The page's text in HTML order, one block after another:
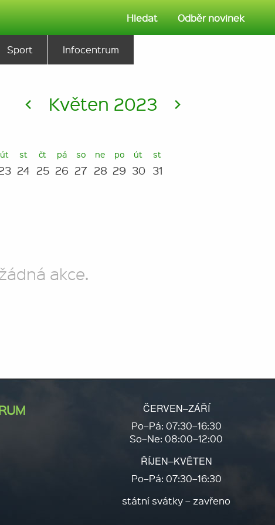
Hledat Odběr novinek
Sport Infocentrum
< Květen 2023 >
út st
24
čt
25
pá
26
so
27
ne
28
po
29
út
30
st
31
akce.
ČERVEN–ZÁŘÍ
Po–Pá: 07:30–16:30
So–Ne: 08:00–12:00
ŘÍJEN–KVĚTEN
Po–Pá: 07:30–16:30
státní svátky – zavřeno